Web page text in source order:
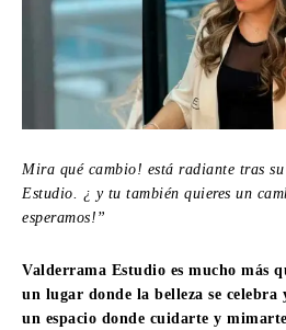
Mira qué cambio! está radiante tras
Estudio. ¿ y tu también quieres un
esperamos!”
Valderrama Estudio es mucho más
un lugar donde la belleza se celebra
un espacio donde cuidarte y